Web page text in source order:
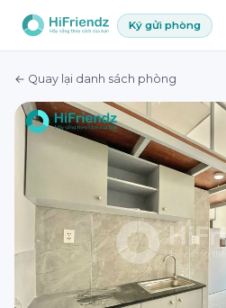
Ký gửi phòng
← Quay lại danh sách phòng